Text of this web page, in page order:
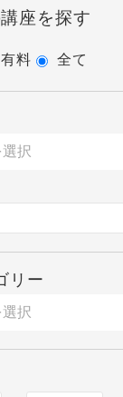
座を探す
有料 全て
リー